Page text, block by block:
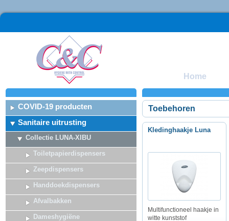
Home
COVID-19 producten
Sanitaire uitrusting
Collectie LUNA-XIBU
Toiletpapierdispensers
Zeepdispensers
Handdoekdispensers
Afvalbakken
Dameshygiëne
Toebehoren
Kledinghaakje Luna
Multifunctioneel haakje in
witte kunststof